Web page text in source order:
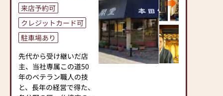
来店予約可
クレジットカード可
駐車場あり
先代から受け継いだ店
主、当社専属この道50
年のベテラン職人の技
と、長年の経営で得た、